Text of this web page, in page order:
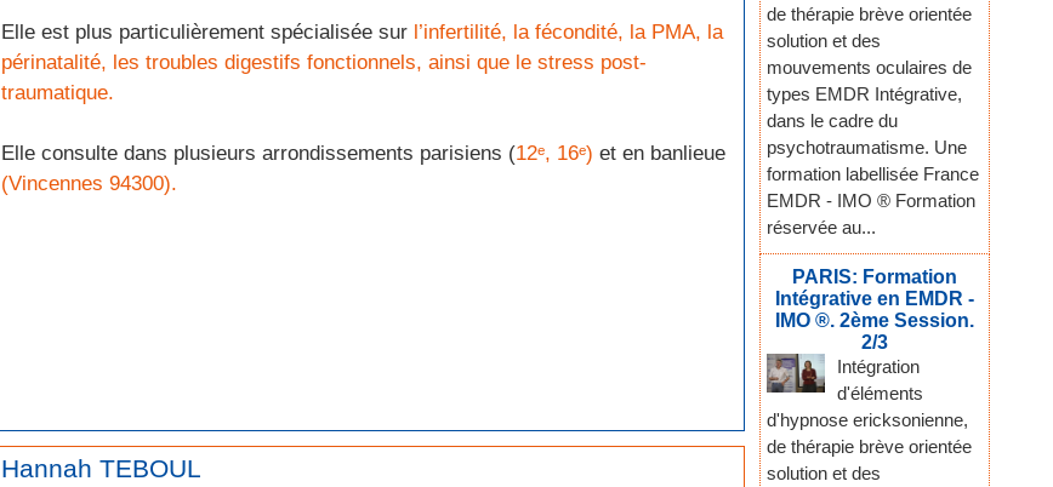
Elle est plus particulièrement spécialisée sur l’infertilité, la fécondité, la PMA, la
périnatalité, les troubles digestifs fonctionnels, ainsi que le stress post-
traumatique.
Elle consulte dans plusieurs arrondissements parisiens (12ᵉ, 16ᵉ) et en banlieue
(Vincennes 94300).
Hannah TEBOUL
de thérapie brève orientée
solution et des
mouvements oculaires de
types EMDR Intégrative,
dans le cadre du
psychotraumatisme. Une
formation labellisée France
EMDR - IMO ® Formation
réservée au...
PARIS: Formation
Intégrative en EMDR -
IMO ®. 2ème Session.
2/3
Intégration
d'éléments
d'hypnose ericksonienne,
de thérapie brève orientée
solution et des